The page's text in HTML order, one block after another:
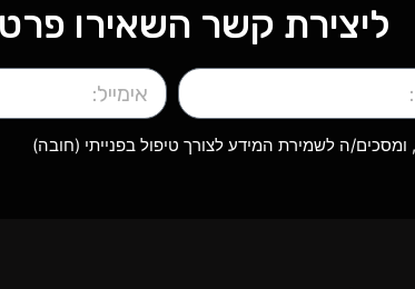
ליצירת קשר השאירו
ה לשמירת המידע לצורך טיפול בפנייתי (חובה)